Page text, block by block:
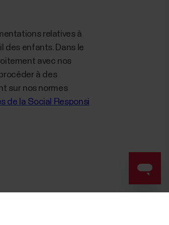
relatives à
des enfants. Dans le
avec nos
à des
sur nos normes
de la Social Responsi